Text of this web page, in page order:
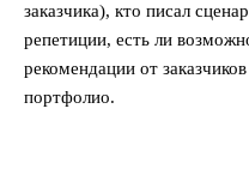
заказчика), кто писал
репетиции, есть ли
рекомендации от
портфолио.